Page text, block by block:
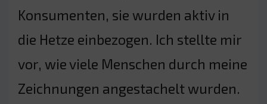
Konsumenten, sie wurden aktiv in
die Hetze einbezogen. Ich stellte mir
vor, wie viele Menschen durch meine
Zeichnungen angestachelt wurden.